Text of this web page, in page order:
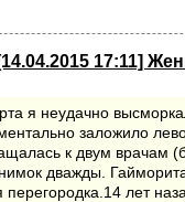
17:11]
я неудачно
заложило
к двум врачам
дважды.
перегородка.14 лет